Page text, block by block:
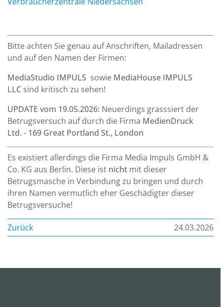
Bitte achten Sie genau auf Anschriften, Mailadressen
und auf den Namen der Firmen:
MediaStudio IMPULS sowie MediaHouse IMPULS
LLC sind kritisch zu sehen!
UPDATE vom 19.05.2026: Neuerdings grasssiert der
Betrugsversuch auf durch die Firma MedienDruck
Ltd. - 169 Great Portland St., London
Es existiert allerdings die Firma Media Impuls GmbH &
Co. KG aus Berlin. Diese ist nicht mit dieser
Betrugsmasche in Verbindung zu bringen und durch
ihren Namen vermutlich eher Geschädigter dieser
Betrugsversuche!
Zurück 24.03.2026